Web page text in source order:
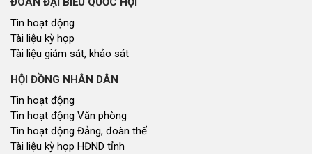
Tin hoạt động
Tài liệu kỳ họp
Tài liệu giám sát, khảo sát
HỘI ĐỒNG NHÂN DÂN
Tin hoạt động
Tin hoạt động Văn phòng
Tin hoạt động Đảng, đoàn thể
Tài liệu kỳ họp HĐND tỉnh